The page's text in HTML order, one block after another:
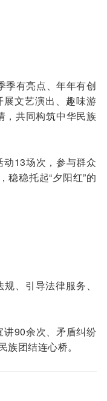
季有亮点、年年有创
展文艺演出、趣味游
，共同构筑中华民族
13场次，参与群众
稳稳托起“夕阳红”的
、引导法律服务、
90余次、矛盾纠纷
团结连心桥。